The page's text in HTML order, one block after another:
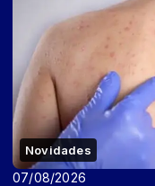
Novidades
07/08/2026